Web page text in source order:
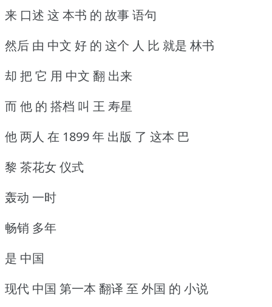
来 口述 这 本书 的 故事 语句
然后 由 中文 好 的 这个 人 比 就是 林书
却 把 它 用 中文 翻 出来
而 他 的 搭档 叫 王 寿星
他 两人 在 1899 年 出版 了 这本 巴
黎 茶花女 仪式
轰动 一时
畅销 多年
是 中国
现代 中国 第一本 翻译 至 外国 的 小说